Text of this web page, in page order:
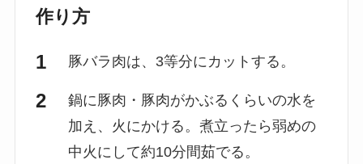
作り方
豚バラ肉は、3等分にカットする。
鍋に豚肉・豚肉がかぶるくらいの水を
加え、火にかける。煮立ったら弱めの
中火にして約10分間茹でる。